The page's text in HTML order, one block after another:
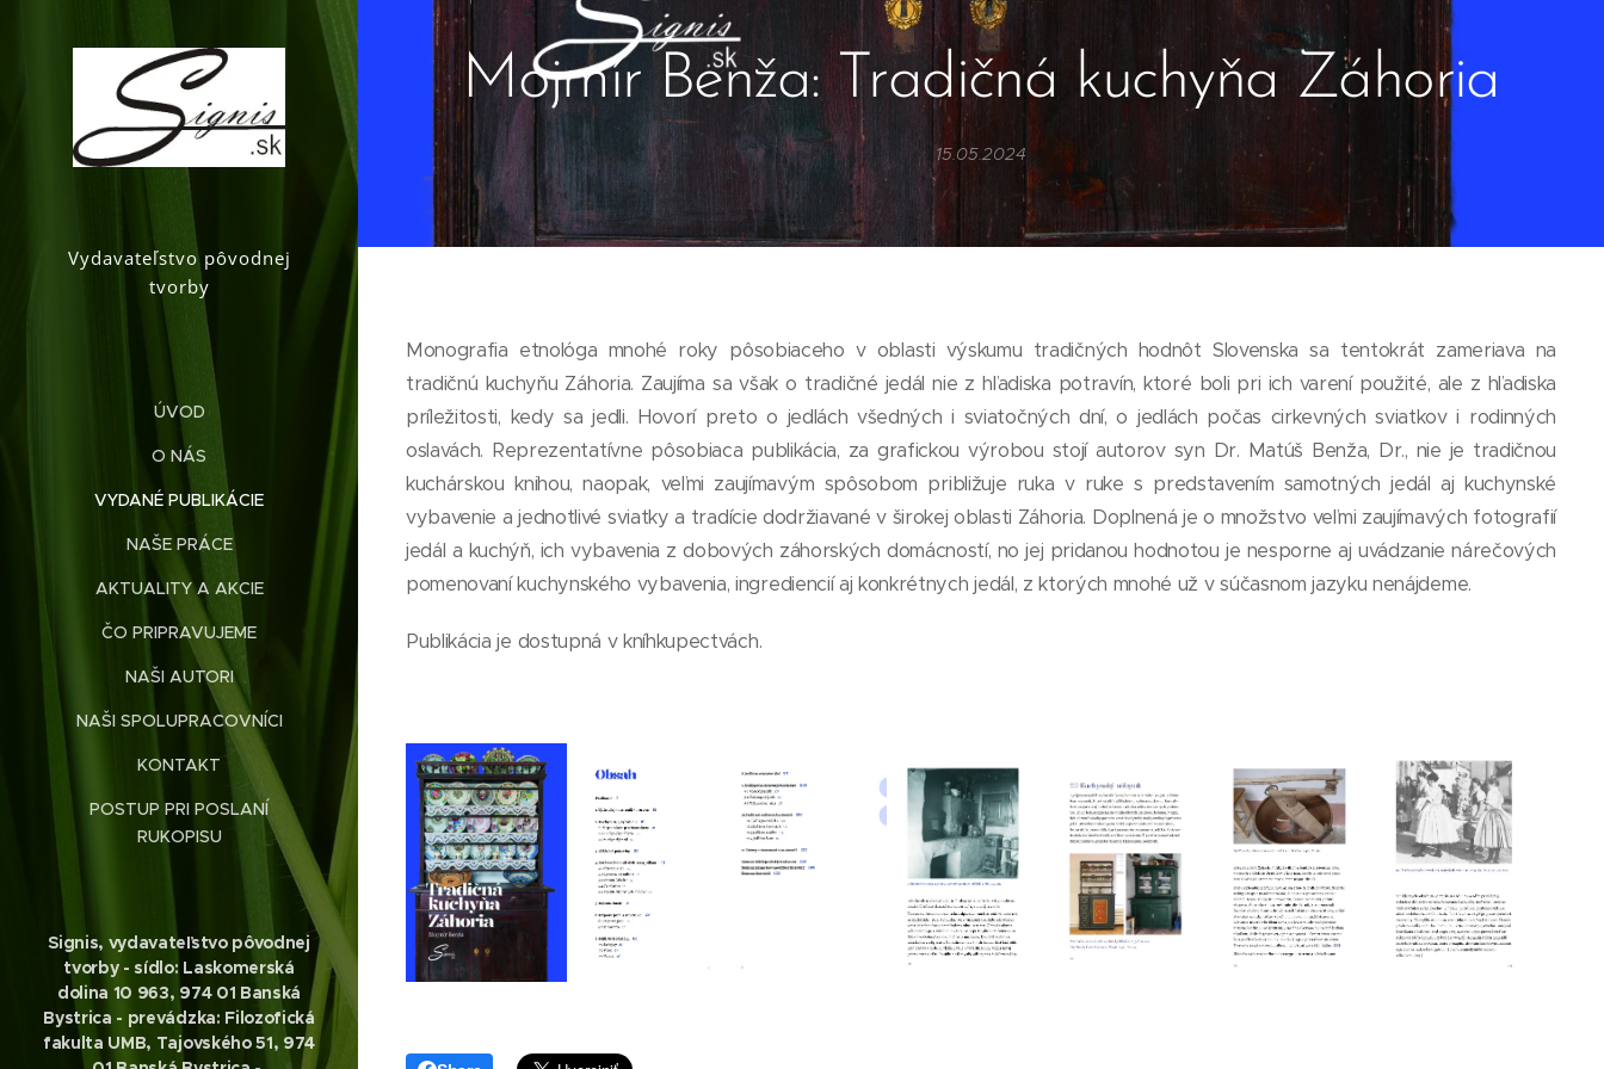
Vydavateľstvo pôvodnej
tvorby
ÚVOD
O NÁS
VYDANÉ PUBLIKÁCIE
NAŠE PRÁCE
AKTUALITY A AKCIE
ČO PRIPRAVUJEME
NAŠI AUTORI
NAŠI SPOLUPRACOVNÍCI
KONTAKT
POSTUP PRI POSLANÍ
RUKOPISU
Mojmír Benža: Tradičná kuchyňa Záhoria
15.05.2024
Monografia etnológa mnohé roky pôsobiaceho v oblasti výskumu tradičných hodnôt Slovenska sa tentokrát zameriava na
tradičnú kuchyňu Záhoria. Zaujíma sa však o tradičné jedál nie z hľadiska potravín, ktoré boli pri ich varení použité, ale z hľadiska
príležitosti, kedy sa jedli. Hovorí preto o jedlách všedných i sviatočných dní, o jedlách počas cirkevných sviatkov i rodinných
oslavách. Reprezentatívne pôsobiaca publikácia, za grafickou výrobou stojí autorov syn Dr. Matúš Benža, Dr., nie je tradičnou
kuchárskou knihou, naopak, veľmi zaujímavým spôsobom približuje ruka v ruke s predstavením samotných jedál aj kuchynské
vybavenie a jednotlivé sviatky a tradície dodržiavané v širokej oblasti Záhoria. Doplnená je o množstvo veľmi zaujímavých fotografií
jedál a kuchýň, ich vybavenia z dobových záhorských domácností, no jej pridanou hodnotou je nesporne aj uvádzanie nárečových
pomenovaní kuchynského vybavenia, ingrediencií aj konkrétnych jedál, z ktorých mnohé už v súčasnom jazyku nenájdeme.
Publikácia je dostupná v kníhkupectvách.
Signis, vydavateľstvo pôvodnej
tvorby - sídlo: Laskomerská
dolina 10 963, 974 01 Banská
Bystrica - prevádzka: Filozofická
fakulta UMB, Tajovského 51, 974